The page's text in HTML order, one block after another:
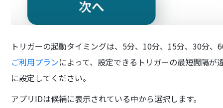
トリガーの起動タイミングは、5分、10分、15分、30分、
ご利用プランによって、設定できるトリガーの最短間隔
に設定してください。
アプリIDは候補に表示されている中から選択します。